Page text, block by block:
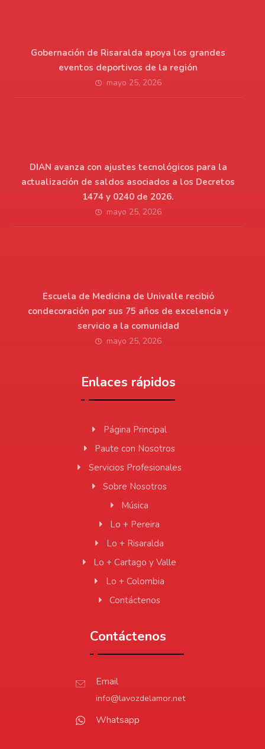
Gobernación de Risaralda apoya los grandes
eventos deportivos de la región
mayo 25, 2026
DIAN avanza con ajustes tecnológicos para la
actualización de saldos asociados a los Decretos
1474 y 0240 de 2026.
mayo 25, 2026
Escuela de Medicina de Univalle recibió
condecoración por sus 75 años de excelencia y
servicio a la comunidad
mayo 25, 2026
Enlaces rápidos
Página Principal
Paute con Nosotros
Servicios Profesionales
Sobre Nosotros
Música
Lo + Pereira
Lo + Risaralda
Lo + Cartago y Valle
Lo + Colombia
Contáctenos
Contáctenos
Email
info@lavozdelamor.net
Whatsapp